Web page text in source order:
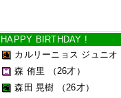
HAPPY BIRTHDAY !
カルリーニョス ジュニオ
森 侑里
（26才）
森田 晃樹
（26才）